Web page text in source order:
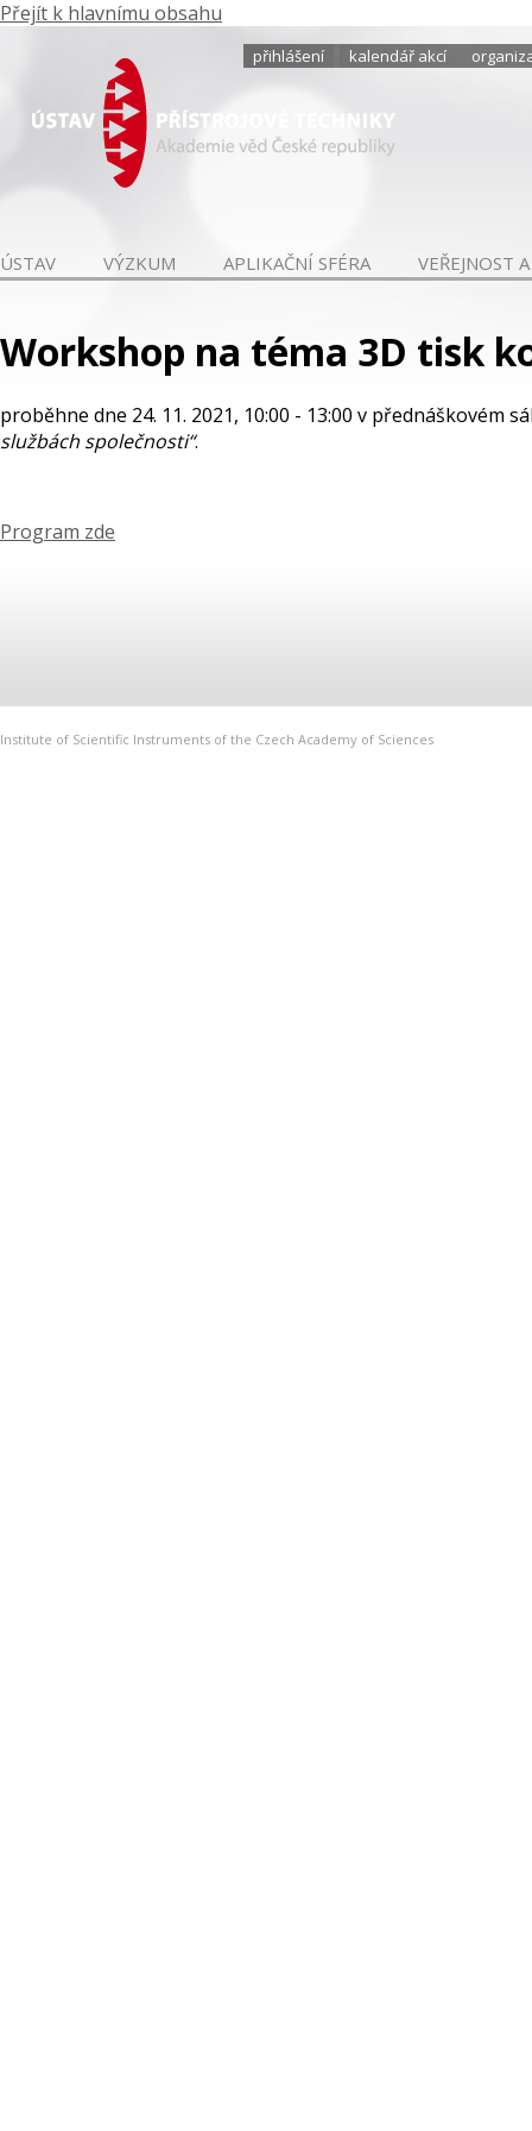
Přejít k hlavnímu obsahu
přihlášení kalendář akcí
ÚSTAV VÝZKUM APLIKAČNÍ SFÉRA VEŘEJNOST
Workshop na téma 3D tisk
proběhne dne 24. 11. 2021, 10:00 - 13:00 v přednáškovém
službách společnosti“.
Program zde
Institute of Scientific Instruments of the Czech Academy of Sciences